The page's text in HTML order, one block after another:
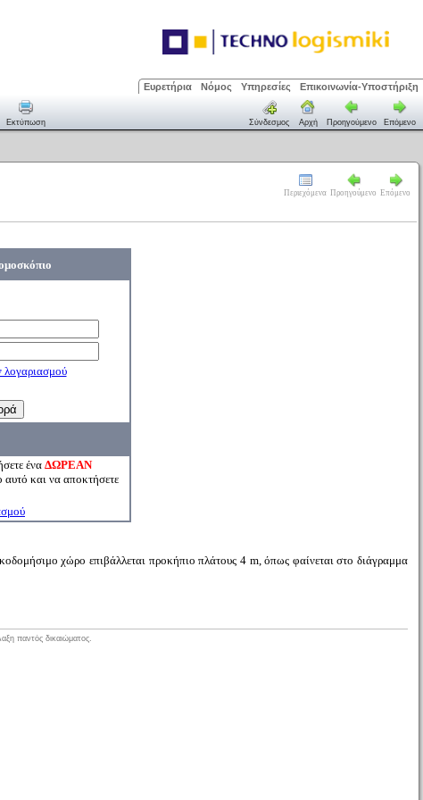
Ευρετήρια Νόμος Υπηρεσίες Επικοινωνία-Υποστήριξη
Εκτύπωση Σύνδεσμος Αρχή Προηγούμενο Επόμενο